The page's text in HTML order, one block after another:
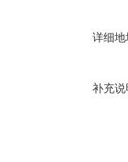
详细地
补充说